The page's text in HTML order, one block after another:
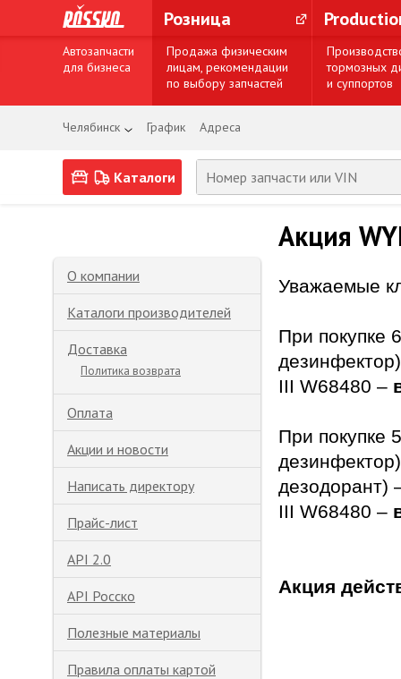
Розница
Автозапчасти
для бизнеса
Продажа физическим
лицам, рекомендации
по выбору запчастей
тормозных
и суппортов
Челябинск График Адреса
Каталоги
О компании
Каталоги производителей
Доставка
Политика возврата
Оплата
Акции и новости
Написать директору
Прайс-лист
API 2.0
API Росско
Полезные материалы
Правила оплаты картой
Акция
Уважаемые
При покупке
III W68480 –
При покупке
дезодорант)
III W68480 –
Акция